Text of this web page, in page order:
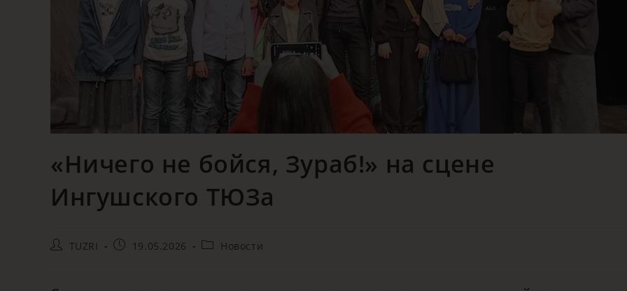
«Ничего не бойся, Зураб!» на сцене
Ингушского ТЮЗа
TUZRI 19.05.2026 Новости